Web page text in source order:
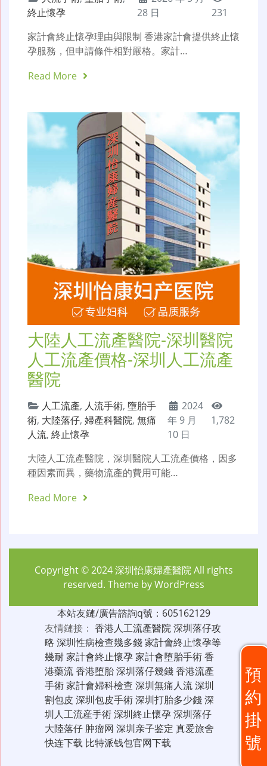
終止懷孕
28 日
231
家計會終止懷孕理由與限制 香港家計會提供終止懷
孕服務，但申請條件相對嚴格。家計…
Read More
大陸人工流產醫院-深圳醫院
人工流產價格-深圳人工流產
醫院
人工流產, 人流手術, 墮胎手
術, 大陸落仔, 婦產科醫院, 無痛
人流, 終止懷孕
2024
年 9 月
10 日
1,782
大陸人工流產醫院，深圳醫院人工流產價格，因多
種因素而異，藥物流產的費用可能…
Read More
預
約
掛
號
Copyright © 2024深圳怡康婦產醫院All rights
reserved. Theme byWordPress
本站友鏈/廣告諮詢q號：605162129
友情鏈接： 香港人工流產醫院深圳落仔攻
略 深圳性病檢查幾多錢家計會終止懷孕等
幾耐家計會終止懷孕家計會堕胎手術香
港藥流香港堕胎深圳落仔幾錢香港流產
手術家計會婦科檢查 深圳無痛人流深圳
割包皮 深圳包皮手術深圳打胎多少錢深
圳人工流産手術深圳終止懷孕深圳落仔
大陸落仔 肿瘤网 深圳亲子鉴定 真爱旅舍
快连下载 比特派钱包官网下载